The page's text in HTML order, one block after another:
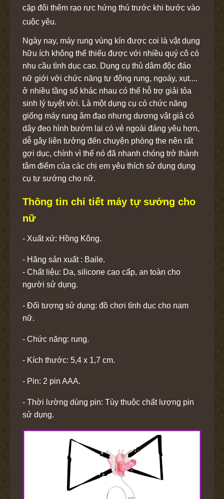
cặp đôi thêm rạo rực hứng thú trước khi bước vào
cuộc yêu.
Ngày nay, máy rung vùng kín được coi là vật dụng
hữu ích không thể thiếu được với nhiều quý cô có
nhu cầu tình dục cao. Dụng cụ thủ dâm độc đáo
nữ giới với chức năng tự động rung, ngoáy, xụt....
ở nhiều tầng số khác nhau có thể hỗ trợ giải tỏa
sinh lý tuyệt vời. Là một dụng cụ có chức năng
giống máy rung âm đạo nhưng dương vật giả có
dây đeo hình bướm lại có vẻ ngoài đáng yêu hơn,
dễ gây liên tưởng đến chuyện phòng the nên rất
gợi dục, chính vì thế nó đã nhanh chóng trở thành
tâm điểm của các chị em yêu thích sử dụng dụng
cụ tự sướng cho nữ.
Thông tin chi tiết máy tự sướng cho
nữ
- Xuất xứ: Hồng Kông.
- Hãng sản xuất : Baile.
- Chất liệu: Da, silicone cao cấp, an toàn cho
người sử dụng.
- Đối tượng sử dụng: đồ chơi tình dục cho nam
nữ.
- Chức năng: rung.
- Kích thước: 5,4 x 1,7 cm.
- Pin: 2 pin AAA.
- Thời lường dùng pin: Tùy thuộc chất lượng pin
sử dụng.